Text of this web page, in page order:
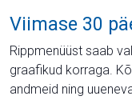
Viimase 30
Rippmenüüst saab
graafikud korraga.
andmeid ning